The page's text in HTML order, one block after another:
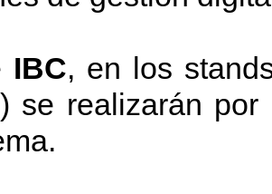
IBC, en los
se realizarán